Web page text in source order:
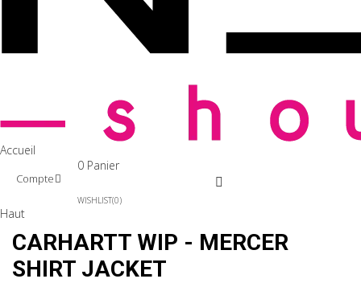
Accueil
Compte
0 Panier
WISHLIST 0
Haut
CARHARTT WIP - MERCER
SHIRT JACKET